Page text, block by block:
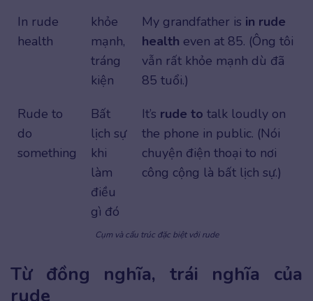
In rude
health
khỏe
mạnh,
tráng
kiện
My grandfather is in rude
health even at 85. (Ông tôi
vẫn rất khỏe mạnh dù đã
85 tuổi.)
Rude to
do
something
Bất
lịch sự
khi
làm
điều
gì đó
It’s rude to talk loudly on
the phone in public. (Nói
chuyện điện thoại to nơi
công cộng là bất lịch sự.)
Cụm và cấu trúc đặc biệt với rude
Từ đồng nghĩa, trái nghĩa của
rude